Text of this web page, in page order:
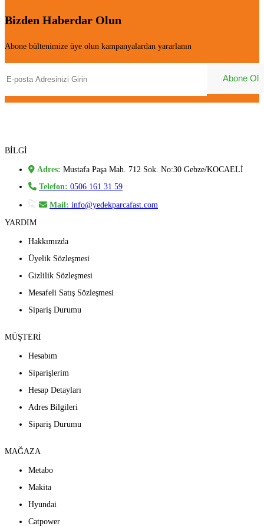
Bizden Haberdar Olun
Abone bültenimize üye olun kampanyalardan yararlanın
BİLGİ
Adres: Mustafa Paşa Mah. 712 Sok. No:30 Gebze/KOCAELİ
Telefon: 0506 161 31 59
Mail: info@yedekparcafast.com
YARDIM
Hakkımızda
Üyelik Sözleşmesi
Gizlilik Sözleşmesi
Mesafeli Satış Sözleşmesi
Sipariş Durumu
MÜŞTERİ
Hesabım
Siparişlerim
Hesap Detayları
Adres Bilgileri
Sipariş Durumu
MAĞAZA
Metabo
Makita
Hyundai
Catpower